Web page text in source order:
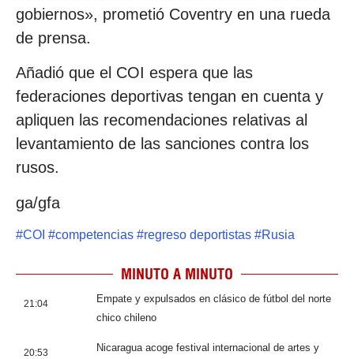
gobiernos», prometió Coventry en una rueda
de prensa.
Añadió que el COI espera que las
federaciones deportivas tengan en cuenta y
apliquen las recomendaciones relativas al
levantamiento de las sanciones contra los
rusos.
ga/gfa
#COI #competencias #regreso deportistas #Rusia
MINUTO A MINUTO
21:04
Empate y expulsados en clásico de fútbol del norte
chico chileno
20:53
Nicaragua acoge festival internacional de artes y